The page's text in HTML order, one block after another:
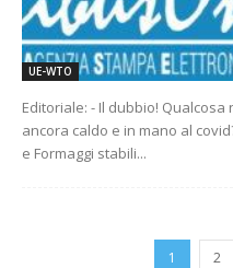
UE-WTO
Editoriale: - Il dubbio!
ancora caldo e in mano al
e Formaggi stabili...
1 2